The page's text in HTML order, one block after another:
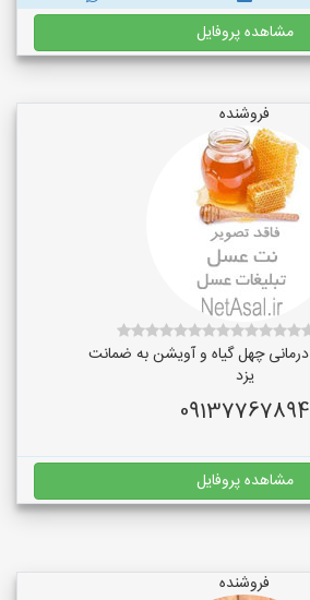
مشاهده پروفایل
فروشنده
یزد
09137767894
مشاهده پروفایل
فروشنده